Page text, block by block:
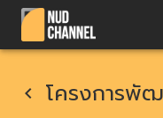
โครงการพั